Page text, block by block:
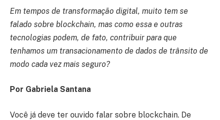
Em tempos de transformação digital, muito tem se
falado sobre blockchain, mas como essa e outras
tecnologias podem, de fato, contribuir para que
tenhamos um transacionamento de dados de trânsito de
modo cada vez mais seguro?
Por Gabriela Santana
Você já deve ter ouvido falar sobre blockchain. De